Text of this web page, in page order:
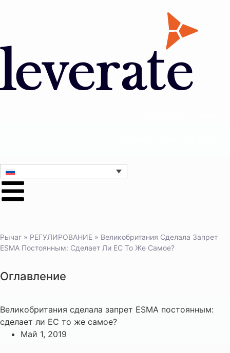
Рычаг » РЕГУЛИРОВАНИЕ » Великобритания Сделала Запрет
ESMA Постоянным: Сделает Ли ЕС То Же Самое?
Оглавление
Великобритания сделала запрет ESMA постоянным:
сделает ли ЕС то же самое?
Май 1, 2019